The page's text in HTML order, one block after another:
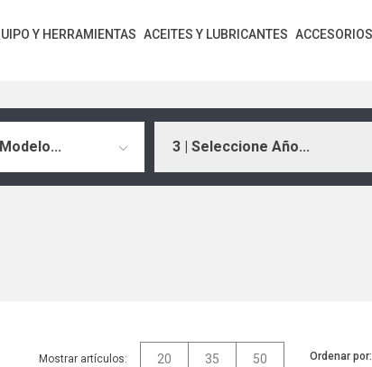
Y HERRAMIENTAS ACEITES Y LUBRICANTES ACCESORIOS
3 | Seleccione Año...
Mostrar artículos: 20 35 50 Ordenar por: